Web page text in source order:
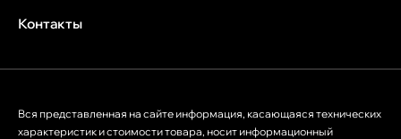
Контакты
Вся представленная на сайте информация, касающаяся технических
характеристик и стоимости товара, носит информационный